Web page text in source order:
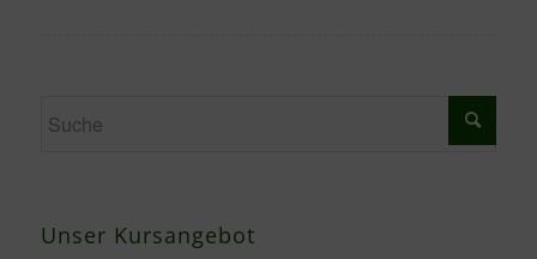
Unser Kursangebot